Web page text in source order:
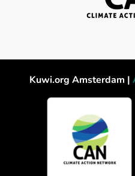
Kuwi.org Amsterdam |